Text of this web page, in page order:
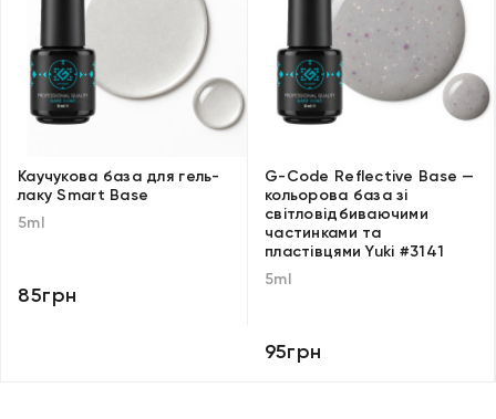
Каучукова база для гель-
лаку Smart Base
5ml
85грн
G-Code Reflective Base —
кольорова база зі
світловідбиваючими
частинками та
пластівцями Yuki #3141
5ml
95грн